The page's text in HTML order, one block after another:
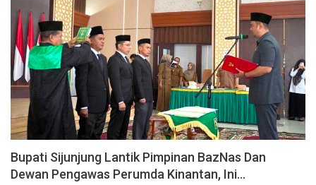
Bupati Sijunjung Lantik Pimpinan BazNas Dan
Dewan Pengawas Perumda Kinantan, Ini…